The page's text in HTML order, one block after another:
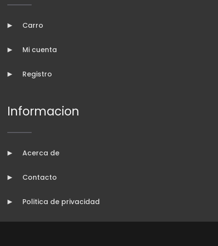
Carro
Mi cuenta
Registro
Informacion
Acerca de
Contacto
Politica de privacidad